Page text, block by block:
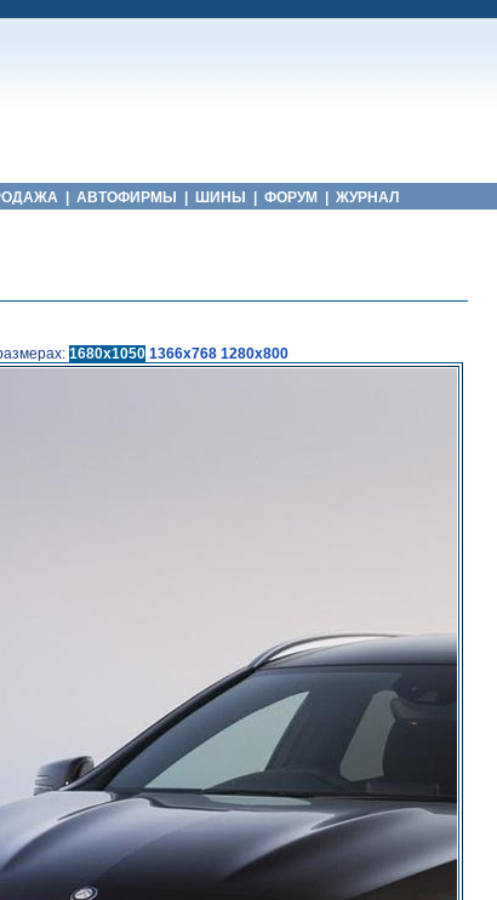
АВТОФИРМЫ ШИНЫ ФОРУМ ЖУРНАЛ
1680x1050 1366x768 1280x800